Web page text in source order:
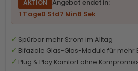
AKTION
Angebot endet in:
1 Tage0 Std7 Min7 Sek
Spürbar mehr Strom im Alltag
Bifaziale Glas-Glas-Module für mehr
Plug & Play Komfort ohne